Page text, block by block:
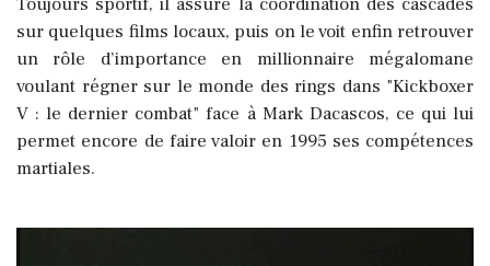
sur quelques films locaux, puis on le voit enfin retrouver
un rôle d’importance en millionnaire mégalomane
voulant régner sur le monde des rings dans "Kickboxer
V : le dernier combat" face à Mark Dacascos, ce qui lui
permet encore de faire valoir en 1995 ses compétences
martiales.